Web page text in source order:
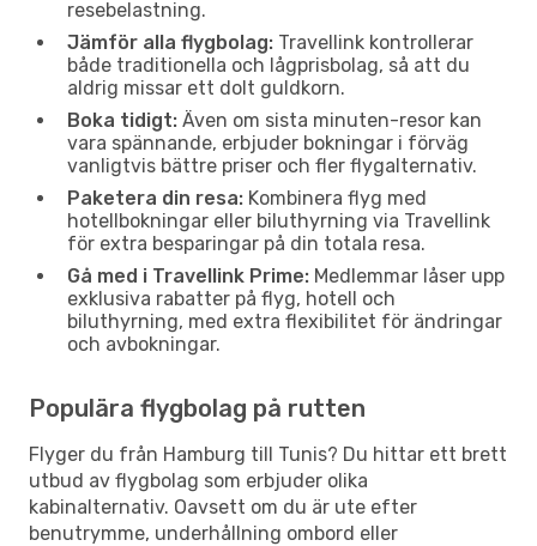
resebelastning.
Jämför alla flygbolag: Travellink kontrollerar
både traditionella och lågprisbolag, så att du
aldrig missar ett dolt guldkorn.
Boka tidigt: Även om sista minuten-resor kan
vara spännande, erbjuder bokningar i förväg
vanligtvis bättre priser och fler flygalternativ.
Paketera din resa: Kombinera flyg med
hotellbokningar eller biluthyrning via Travellink
för extra besparingar på din totala resa.
Gå med i Travellink Prime: Medlemmar låser upp
exklusiva rabatter på flyg, hotell och
biluthyrning, med extra flexibilitet för ändringar
och avbokningar.
Populära flygbolag på rutten
Flyger du från Hamburg till Tunis? Du hittar ett brett
utbud av flygbolag som erbjuder olika
kabinalternativ. Oavsett om du är ute efter
benutrymme, underhållning ombord eller